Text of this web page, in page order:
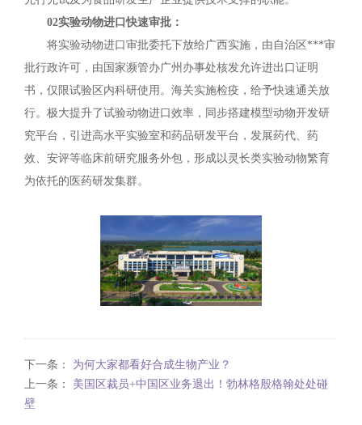
02实验动物进口快速审批：
将实验动物进口审批委托下放给广西实施，由自治区***审
批行政许可，由国家濒管办广州办事处核发允许进出口证明
书，仅限试验区内科研使用。海关实施检疫，给予快速通关放
行。极大提升了试验动物进口效率，同步搭建模型动物开发研
究平台，引进高水平实验室和药品研发平台，发展药代、药
效、安评等临床前研究服务外包，形成以灵长类实验动物繁育
为依托的医药研发集群。
下一条： 为何大家都看好合成生物产业？
上一条： 美国区裁员+中国区业务退出！勃林格殷格翰处处碰
壁